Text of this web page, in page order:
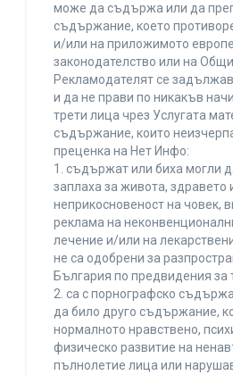
може да съдържа или да
съдържание, което
и/или на приложимото
законодателство или на
Рекламодателят се
и да не прави по никакъв
трети лица чрез Услугата
съдържание, които
преценка на Нет Инфо:
1. съдържат или биха могли
заплаха за живота, здравето
неприкосновеност на човек,
реклама на
лечение и/или на
не са одобрени за
България по предвидения за
2. са с порнографско
да било друго съдържание,
нормалното нравствено,
физическо развитие на
пълнолетие лица или